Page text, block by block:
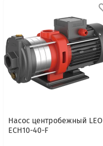
Насос центробежный LEO
ECH10-40-F